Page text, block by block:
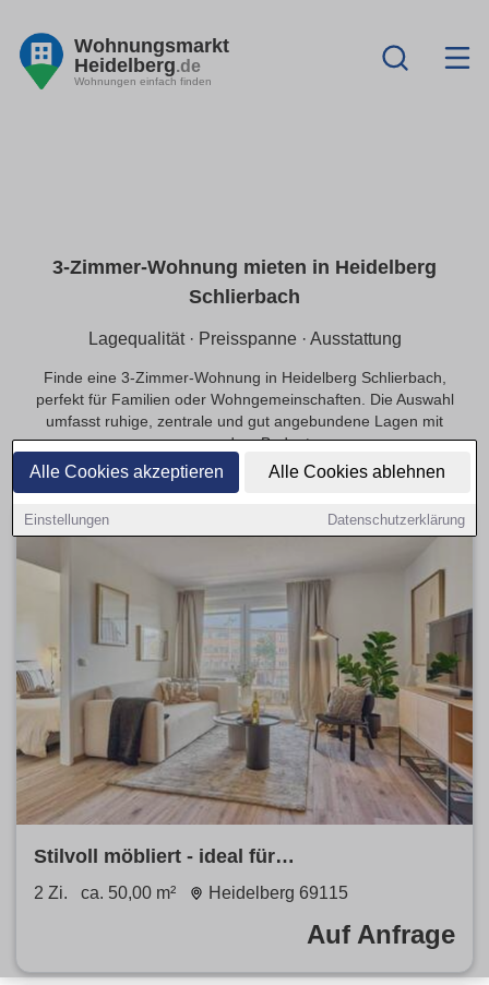
Alle Cookies akzeptieren Alle Cookies ablehnen
Einstellungen Datenschutzerklärung
Wohnungsmarkt
Heidelberg.de
Wohnungen einfach finden
3-Zimmer-Wohnung mieten in Heidelberg
Schlierbach
Lagequalität · Preisspanne · Ausstattung
Finde eine 3-Zimmer-Wohnung in Heidelberg Schlierbach,
perfekt für Familien oder Wohngemeinschaften. Die Auswahl
umfasst ruhige, zentrale und gut angebundene Lagen mit
passendem Budget.
Stilvoll möbliert - ideal für
Geschäftsreisende & Langzeitaufenthalte
2 Zi. ca. 50,00 m² Heidelberg 69115
Auf Anfrage